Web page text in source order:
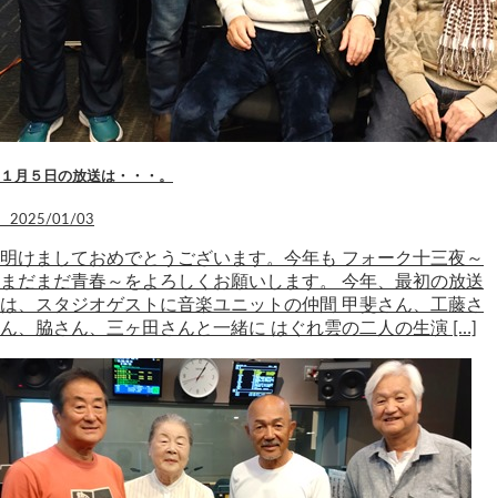
１月５日の放送は・・・。
2025/01/03
明けましておめでとうございます。今年も フォーク十三夜～
まだまだ青春～をよろしくお願いします。 今年、最初の放送
は、スタジオゲストに音楽ユニットの仲間 甲斐さん、工藤さ
ん、脇さん、三ヶ田さんと一緒に はぐれ雲の二人の生演 […]